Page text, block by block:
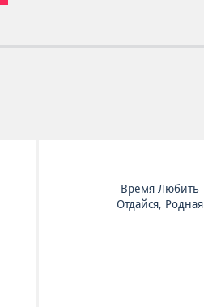
Время Любить
Отдайся, Родная